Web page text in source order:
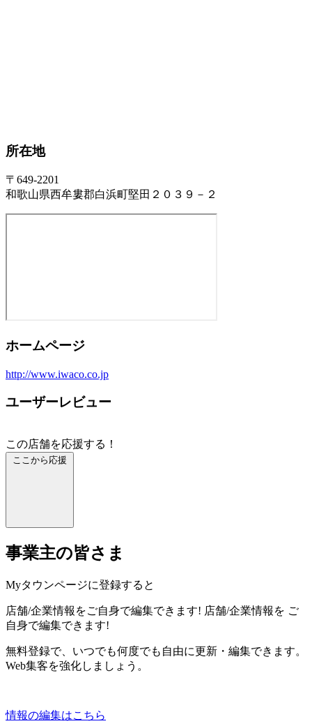
所在地
〒649-2201
和歌山県西牟婁郡白浜町堅田２０３９－２
ホームページ
http://www.iwaco.co.jp
ユーザーレビュー
この店舗を応援する！
ここから応援
事業主の皆さま
Myタウンページに登録すると
店舗/企業情報をご自身で編集できます! 店舗/企業情報を ご
自身で編集できます!
無料登録で、いつでも何度でも自由に更新・編集できます。
Web集客を強化しましょう。
情報の編集はこちら